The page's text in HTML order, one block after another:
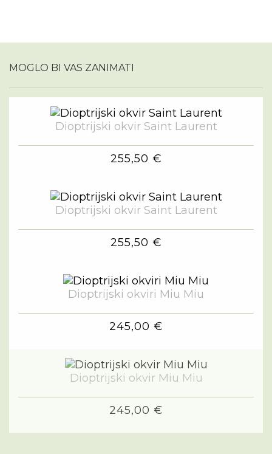
MOGLO BI VAS ZANIMATI
Dioptrijski okvir Saint Laurent
255,50 €
Dioptrijski okvir Saint Laurent
255,50 €
Dioptrijski okviri Miu Miu
245,00 €
Dioptrijski okvir Miu Miu
245,00 €